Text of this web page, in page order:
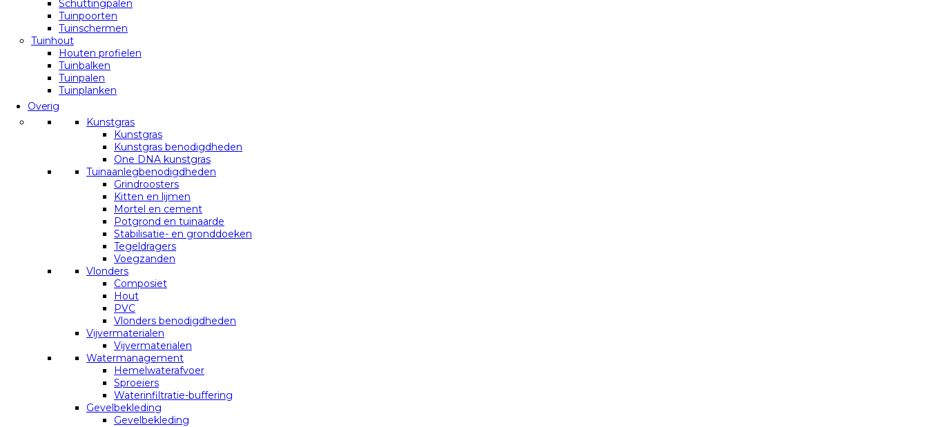
Schuttingpalen
Tuinpoorten
Tuinschermen
Tuinhout
Houten profielen
Tuinbalken
Tuinpalen
Tuinplanken
Overig
Kunstgras
Kunstgras
Kunstgras benodigdheden
One DNA kunstgras
Tuinaanlegbenodigdheden
Grindroosters
Kitten en lijmen
Mortel en cement
Potgrond en tuinaarde
Stabilisatie- en gronddoeken
Tegeldragers
Voegzanden
Vlonders
Composiet
Hout
PVC
Vlonders benodigdheden
Vijvermaterialen
Vijvermaterialen
Watermanagement
Hemelwaterafvoer
Sproeiers
Waterinfiltratie-buffering
Gevelbekleding
Gevelbekleding